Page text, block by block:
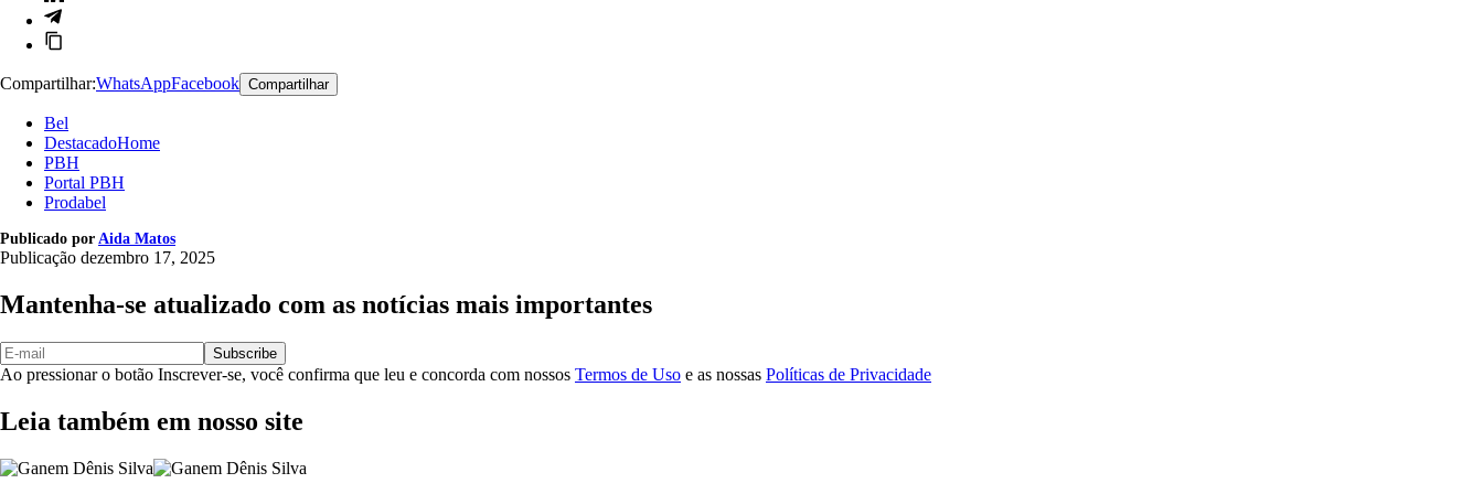
Compartilhar:WhatsAppFacebook Compartilhar
Bel
DestacadoHome
PBH
Portal PBH
Prodabel
Publicado por Aida Matos
Publicação dezembro 17, 2025
Mantenha-se atualizado com as notícias mais importantes
Subscribe
Ao pressionar o botão Inscrever-se, você confirma que leu e concorda com nossos Termos de Uso e as nossas Políticas de Privacidade
Leia também em nosso site